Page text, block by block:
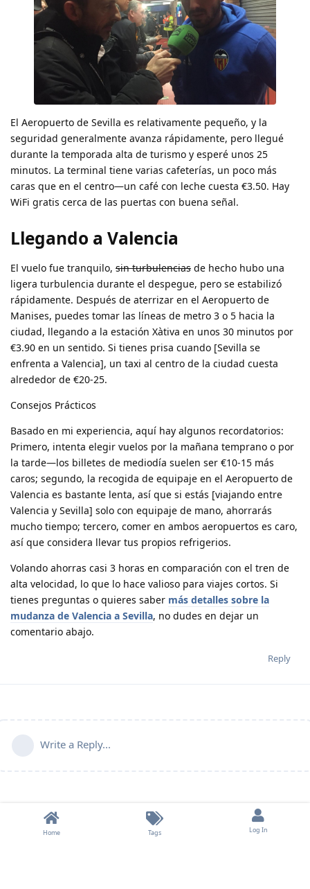
El Aeropuerto de Sevilla es relativamente pequeño, y la
seguridad generalmente avanza rápidamente, pero llegué
durante la temporada alta de turismo y esperé unos 25
minutos. La terminal tiene varias cafeterías, un poco más
caras que en el centro—un café con leche cuesta €3.50. Hay
WiFi gratis cerca de las puertas con buena señal.
Llegando a Valencia
El vuelo fue tranquilo, sin turbulencias de hecho hubo una
ligera turbulencia durante el despegue, pero se estabilizó
rápidamente. Después de aterrizar en el Aeropuerto de
Manises, puedes tomar las líneas de metro 3 o 5 hacia la
ciudad, llegando a la estación Xàtiva en unos 30 minutos por
€3.90 en un sentido. Si tienes prisa cuando [Sevilla se
enfrenta a Valencia], un taxi al centro de la ciudad cuesta
alrededor de €20-25.
Consejos Prácticos
Basado en mi experiencia, aquí hay algunos recordatorios:
Primero, intenta elegir vuelos por la mañana temprano o por
la tarde—los billetes de mediodía suelen ser €10-15 más
caros; segundo, la recogida de equipaje en el Aeropuerto de
Valencia es bastante lenta, así que si estás [viajando entre
Valencia y Sevilla] solo con equipaje de mano, ahorrarás
mucho tiempo; tercero, comer en ambos aeropuertos es caro,
así que considera llevar tus propios refrigerios.
Volando ahorras casi 3 horas en comparación con el tren de
alta velocidad, lo que lo hace valioso para viajes cortos. Si
tienes preguntas o quieres saber más detalles sobre la
mudanza de Valencia a Sevilla, no dudes en dejar un
comentario abajo.
Reply
Write a Reply...
Home Tags Log In